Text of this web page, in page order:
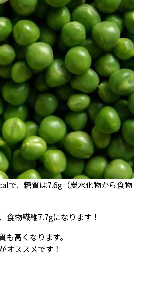
で、糖質は7.6g（炭水化物から食物
食物繊維7.7gになります！
高くなります。
オススメです！